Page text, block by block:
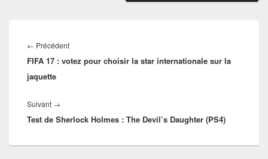
de
l’article
← PrécédentArticle
précédent :
FIFA 17 : votez pour choisir la star internationale sur la
jaquette
Suivant →
suivant :
Test de Sherlock Holmes : The Devil’s Daughter (PS4)